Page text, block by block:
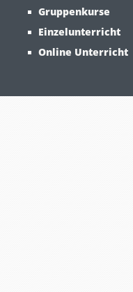
Gruppenkurse
Einzelunterricht
Online Unterricht